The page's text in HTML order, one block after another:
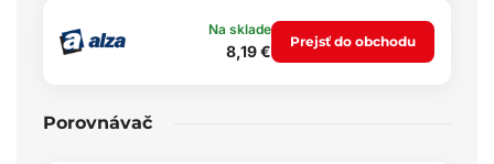
Na sklade
8,19 €
Prejsť do obchodu
Porovnávač